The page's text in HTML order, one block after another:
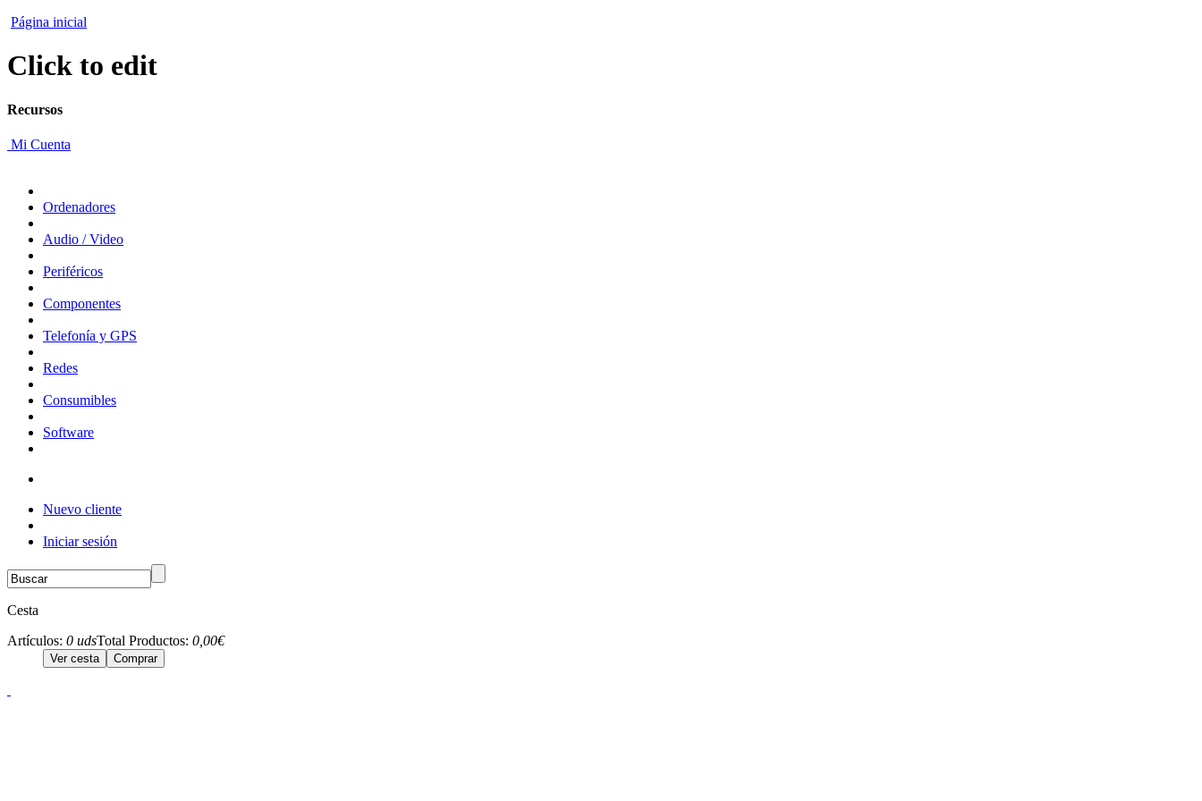
Página inicial
Click to edit
Recursos
Mi Cuenta
Ordenadores
Audio / Video
Periféricos
Componentes
Telefonía y GPS
Redes
Consumibles
Software
Nuevo cliente
Iniciar sesión
Cesta
Artículos: 0 udsTotal Productos: 0,00€